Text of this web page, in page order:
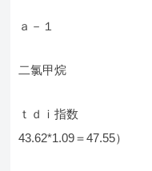
ａ－１
二氯甲烷
ｔｄｉ指数 106
43.62*1.09＝47.55）